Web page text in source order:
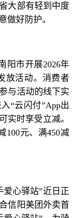
大部有轻到中度
做好防护。
阳市开展2026年
放活动。消费者
与活动的线下实
“云闪付”App出
实时享受立减。
100元、满450减
心驿站”近日正
信阳美团外卖首